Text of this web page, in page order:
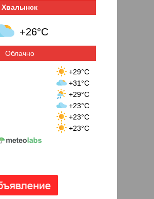
Хвалынск
+26°C
Облачно
+29°C
+31°C
+29°C
+23°C
+23°C
+23°C